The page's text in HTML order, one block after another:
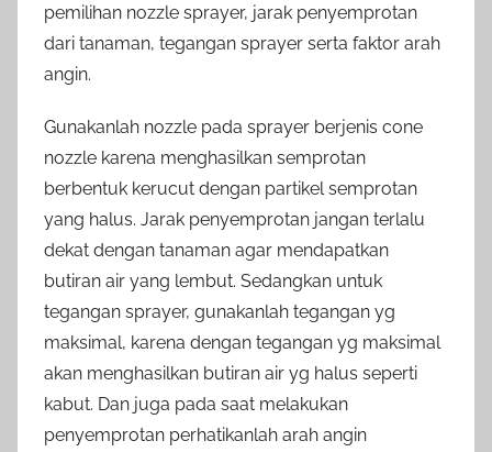
pemilihan nozzle sprayer, jarak penyemprotan
dari tanaman, tegangan sprayer serta faktor arah
angin.
Gunakanlah nozzle pada sprayer berjenis cone
nozzle karena menghasilkan semprotan
berbentuk kerucut dengan partikel semprotan
yang halus. Jarak penyemprotan jangan terlalu
dekat dengan tanaman agar mendapatkan
butiran air yang lembut. Sedangkan untuk
tegangan sprayer, gunakanlah tegangan yg
maksimal, karena dengan tegangan yg maksimal
akan menghasilkan butiran air yg halus seperti
kabut. Dan juga pada saat melakukan
penyemprotan perhatikanlah arah angin